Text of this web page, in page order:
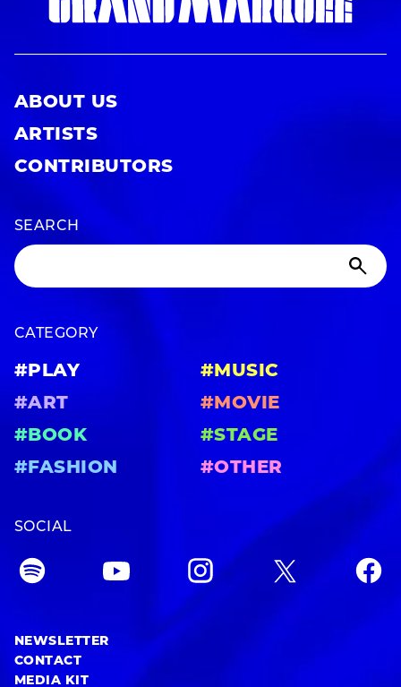
ABOUT US
ARTISTS
CONTRIBUTORS
SEARCH
CATEGORY
#PLAY
#MUSIC
#ART
#MOVIE
#BOOK
#STAGE
#FASHION
#OTHER
SOCIAL
NEWSLETTER
CONTACT
MEDIA KIT